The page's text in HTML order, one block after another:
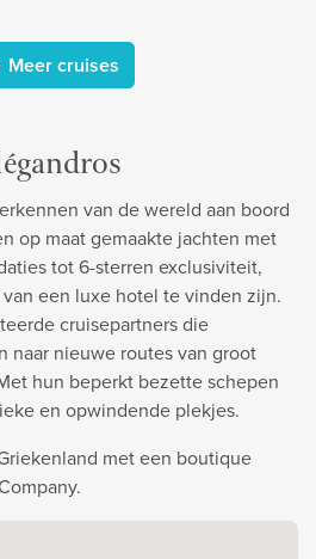
Meer cruises
van de wereld aan boord
op maat gemaakte jachten met
tot 6-sterren exclusiviteit,
een luxe hotel te vinden zijn.
cruisepartners die
naar nieuwe routes van groot
hun beperkt bezette schepen
en opwindende plekjes.
met een boutique